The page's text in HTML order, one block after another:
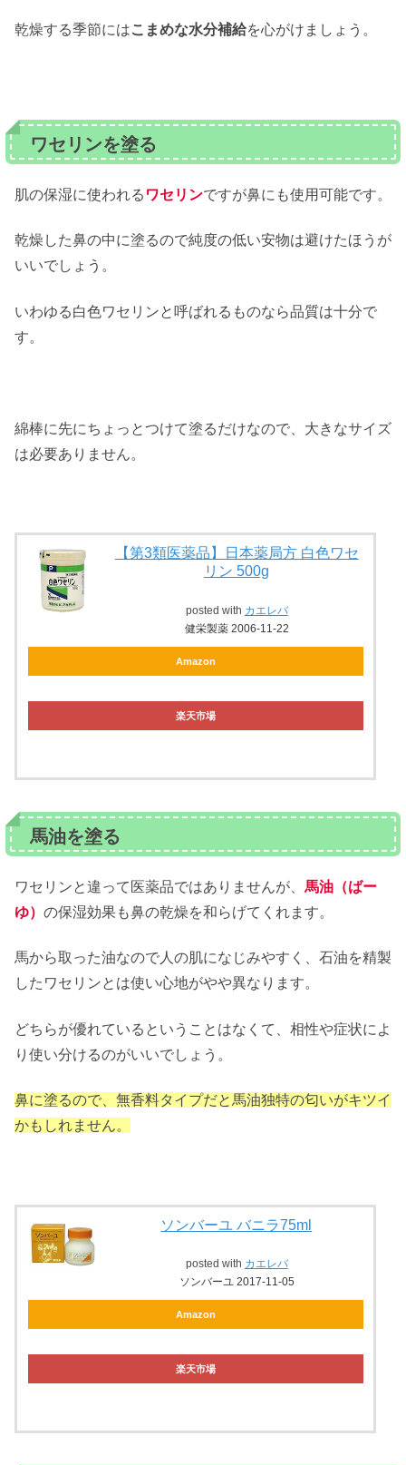
乾燥する季節にはこまめな水分補給を心がけましょう。
ワセリンを塗る
肌の保湿に使われる ワセリンですが鼻にも使用可能です。
乾燥した鼻の中に塗るので純度の低い安物は避けたほうが
いいでしょう。
いわゆる白色ワセリンと呼ばれるものなら品質は十分で
す。
綿棒に先にちょっとつけて塗るだけなので、大きなサイズ
は必要ありません。
【第3類医薬品】日本薬局方 白色ワセ
リン 500g
posted with カエレバ
健栄製薬 2006-11-22
Amazon
楽天市場
馬油を塗る
ワセリンと違って医薬品ではありませんが、 馬油（ばー
ゆ） の保湿効果も鼻の乾燥を和らげてくれます。
馬から取った油なので人の肌になじみやすく、石油を精製
したワセリンとは使い心地がやや異なります。
どちらが優れているということはなくて、相性や症状によ
り使い分けるのがいいでしょう。
鼻に塗るので、無香料タイプだと馬油独特の匂いがキツイ
かもしれません。
ソンバーユ バニラ75ml
posted with カエレバ
ソンバーユ 2017-11-05
Amazon
楽天市場